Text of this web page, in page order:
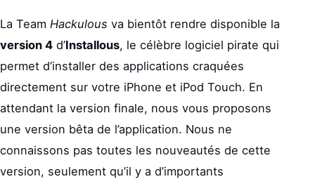
La Team Hackulous va bientôt rendre disponible la
version 4 d’Installous, le célèbre logiciel pirate qui
permet d’installer des applications craquées
directement sur votre iPhone et iPod Touch. En
attendant la version finale, nous vous proposons
une version bêta de l’application. Nous ne
connaissons pas toutes les nouveautés de cette
version, seulement qu’il y a d’importants